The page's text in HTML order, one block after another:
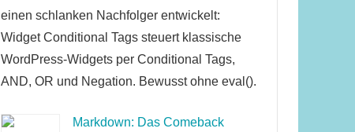
einen schlanken Nachfolger entwickelt:
Widget Conditional Tags steuert klassische
WordPress-Widgets per Conditional Tags,
AND, OR und Negation. Bewusst ohne eval().
Markdown: Das Comeback